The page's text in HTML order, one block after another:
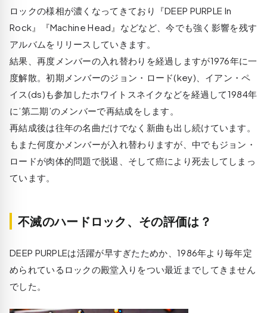
ロックの様相が濃くなってきており『DEEP PURPLE In
Rock』『Machine Head』などなど、今でも強く影響を残す
アルバムをリリースしていきます。
結果、再度メンバーの入れ替わりを経過しますが1976年に一
度解散。初期メンバーのジョン・ロード(key)、イアン・ペ
イス(ds)も参加したホワイトスネイクなどを経過して1984年
に’第二期’のメンバーで再結成をします。
再結成後は往年の名曲だけでなく新曲も出し続けています。
もまた何度かメンバーが入れ替わりますが、中でもジョン・
ロードが肉体的問題で脱退、そして癌により死去してしまっ
ています。
不滅のハードロック、その評価は？
DEEP PURPLEは活躍が早すぎたためか、1986年より毎年定
められているロックの殿堂入りをつい最近までしてきません
でした。